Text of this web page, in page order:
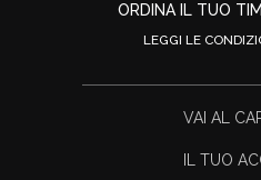
ORDINA IL TUO
LEGGI LE
VAI AL
IL TUO